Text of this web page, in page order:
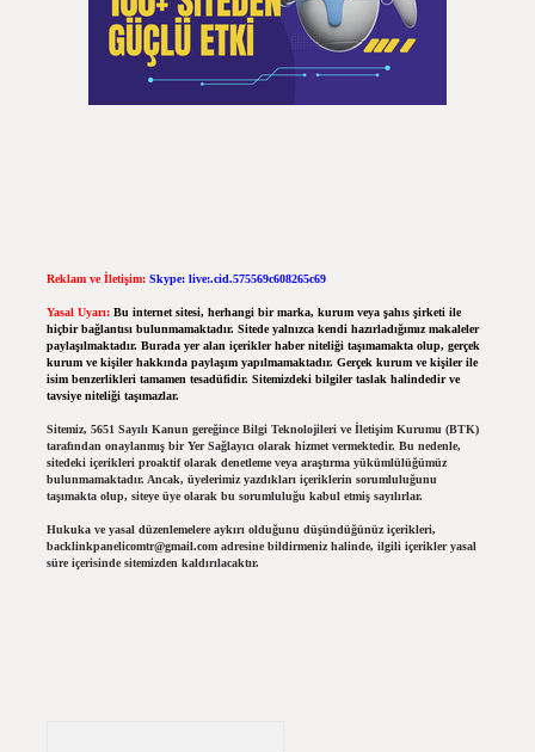
Reklam ve İletişim: Skype: live:.cid.575569c608265c69
Yasal Uyarı: Bu internet sitesi, herhangi bir marka, kurum veya şahıs şirketi ile
hiçbir bağlantısı bulunmamaktadır. Sitede yalnızca kendi hazırladığımız makaleler
paylaşılmaktadır. Burada yer alan içerikler haber niteliği taşımamakta olup, gerçek
kurum ve kişiler hakkında paylaşım yapılmamaktadır. Gerçek kurum ve kişiler ile
isim benzerlikleri tamamen tesadüfidir. Sitemizdeki bilgiler taslak halindedir ve
tavsiye niteliği taşımazlar.
Sitemiz, 5651 Sayılı Kanun gereğince Bilgi Teknolojileri ve İletişim Kurumu (BTK)
tarafından onaylanmış bir Yer Sağlayıcı olarak hizmet vermektedir. Bu nedenle,
sitedeki içerikleri proaktif olarak denetleme veya araştırma yükümlülüğümüz
bulunmamaktadır. Ancak, üyelerimiz yazdıkları içeriklerin sorumluluğunu
taşımakta olup, siteye üye olarak bu sorumluluğu kabul etmiş sayılırlar.
Hukuka ve yasal düzenlemelere aykırı olduğunu düşündüğünüz içerikleri,
backlinkpanelicomtr@gmail.comadresine bildirmeniz halinde, ilgili içerikler yasal
süre içerisinde sitemizden kaldırılacaktır.